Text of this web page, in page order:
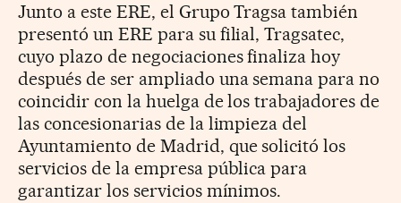
Junto a este ERE, el Grupo Tragsa también
presentó un ERE para su filial, Tragsatec,
cuyo plazo de negociaciones finaliza hoy
después de ser ampliado una semana para no
coincidir con la huelga de los trabajadores de
las concesionarias de la limpieza del
Ayuntamiento de Madrid, que solicitó los
servicios de la empresa pública para
garantizar los servicios mínimos.